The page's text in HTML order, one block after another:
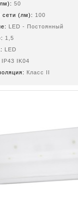
сети (лм):
LED - Постоянный
1,5
LED
IP43 IK04
Класс II